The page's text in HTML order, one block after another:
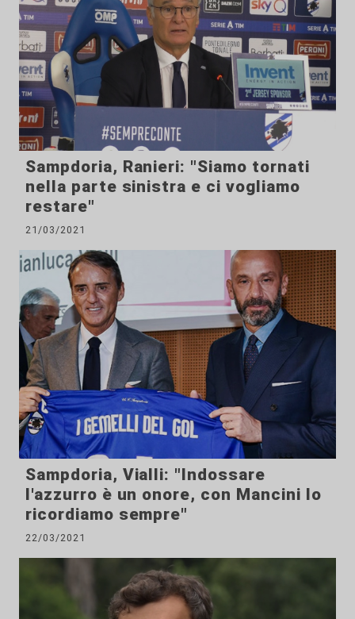
Sampdoria, Ranieri: "Siamo tornati
nella parte sinistra e ci vogliamo
restare"
21/03/2021
Sampdoria, Vialli: "Indossare
l'azzurro è un onore, con Mancini lo
ricordiamo sempre"
22/03/2021